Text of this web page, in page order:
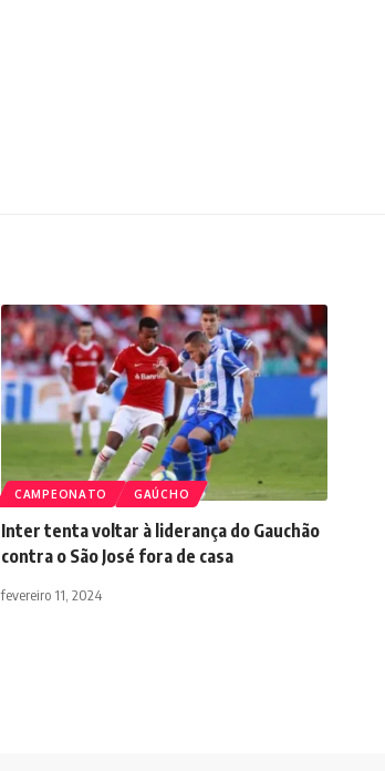
CAMPEONATO GAÚCHO
Inter tenta voltar à liderança do Gauchão
contra o São José fora de casa
fevereiro 11, 2024